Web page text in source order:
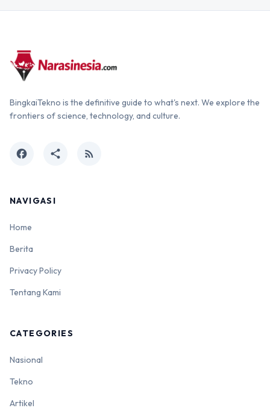
BingkaiTekno is the definitive guide to what's next. We explore the
frontiers of science, technology, and culture.
facebook share rss_feed
NAVIGASI
Home
Berita
Privacy Policy
Tentang Kami
CATEGORIES
Nasional
Tekno
Artikel